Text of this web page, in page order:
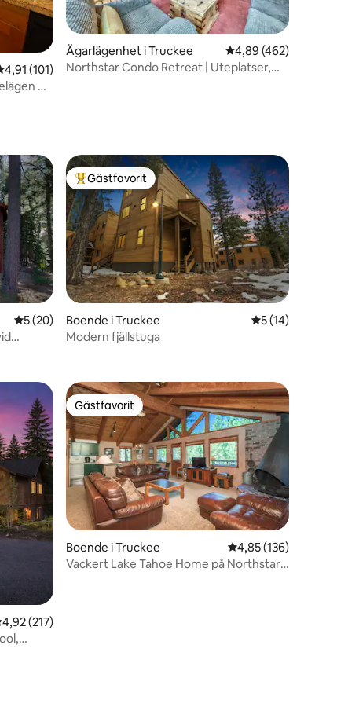
av 5 i genomsnittligt betyg, 101 omdömen
4,91 (101)
@
Ägarlägenhet i Truckee 4,89 av 5 i
4,89 (462)
Northstar Condo Retreat | Uteplatser,
5 av 5 i genomsnittligt betyg, 20 omdömen
5 (20)
Populär gästfavorit
Gästfavorit
Boende i Truckee 5 av 5 i
5 (14)
Modern fjällstuga
av 5 i genomsnittligt betyg, 217 omdömen
4,92 (217)
Gästfavorit
Gästfavorit
Boende i Truckee 4,85 av 5 i
4,85 (136)
Vackert Lake Tahoe Home på Northstar